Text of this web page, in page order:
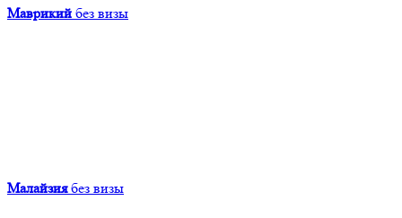
Маврикий без визы
Малайзия без визы